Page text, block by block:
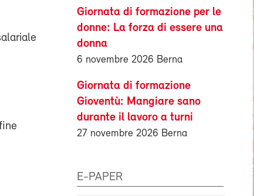
Giornata di formazione per le
donne: La forza di essere una
donna
6 novembre 2026 Berna
Giornata di formazione
Gioventù: Mangiare sano
durante il lavoro a turni
27 novembre 2026 Berna
E-PAPER